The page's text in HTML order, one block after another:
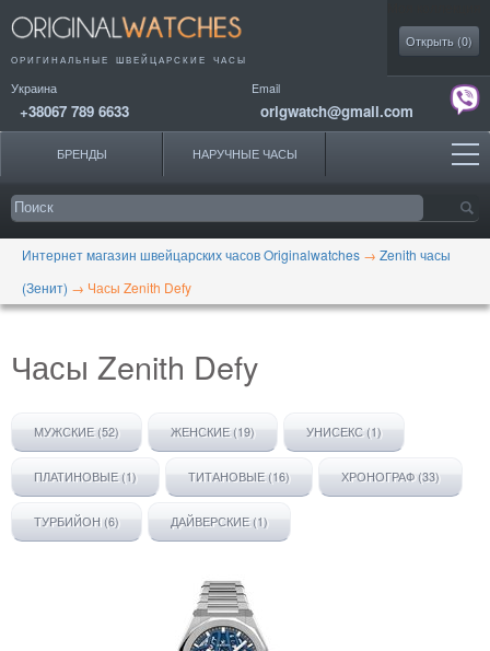
ОРИГИНАЛЬНЫЕ ШВЕЙЦАРСКИЕ ЧАСЫ
Украина
+38067 789 6633
Email
origwatch@gmail.com
Открыть (0)
БРЕНДЫ НАРУЧНЫЕ ЧАСЫ
Интернет магазин швейцарских часов Originalwatches → Zenith часы
(Зенит) → Часы Zenith Defy
Часы Zenith Defy
МУЖСКИЕ (52) ЖЕНСКИЕ (19) УНИСЕКС (1)
ПЛАТИНОВЫЕ (1) ТИТАНОВЫЕ (16) ХРОНОГРАФ (33)
ТУРБИЙОН (6) ДАЙВЕРСКИЕ (1)